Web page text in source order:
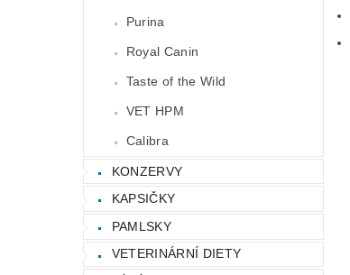
Purina
Royal Canin
Taste of the Wild
VET HPM
Calibra
KONZERVY
KAPSIČKY
PAMLSKY
VETERINÁRNÍ DIETY